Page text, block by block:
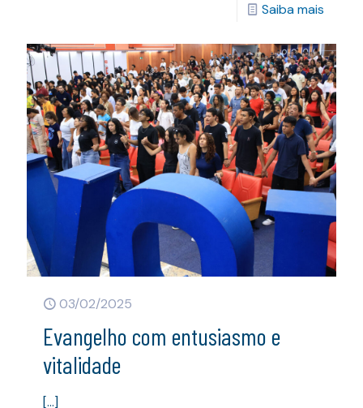
Saiba mais
03/02/2025
Evangelho com entusiasmo e
vitalidade
[…]